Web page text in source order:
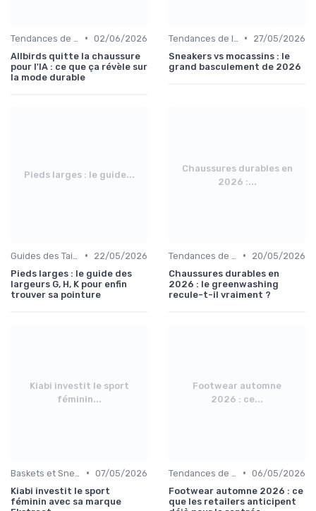
• 02/06/2026
Allbirds quitte la chaussure
pour l'IA : ce que ça révèle sur
la mode durable
•
27/05/2026
Sneakers vs mocassins : le
grand basculement de 2026
Pieds larges : le guide...
•
22/05/2026
Pieds larges : le guide des
largeurs G, H, K pour enfin
trouver sa pointure
Chaussures durables en
2026 :...
•
20/05/2026
Chaussures durables en
2026 : le greenwashing
recule-t-il vraiment ?
Kiabi investit le sport
féminin...
• 07/05/2026
Kiabi investit le sport
féminin avec sa marque
Footwear automne
2026 : ce...
• 06/05/2026
Footwear automne 2026 : ce
que les retailers anticipent